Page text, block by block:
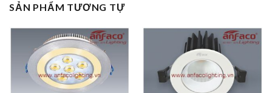
SẢN PHẨM TƯƠNG TỰ